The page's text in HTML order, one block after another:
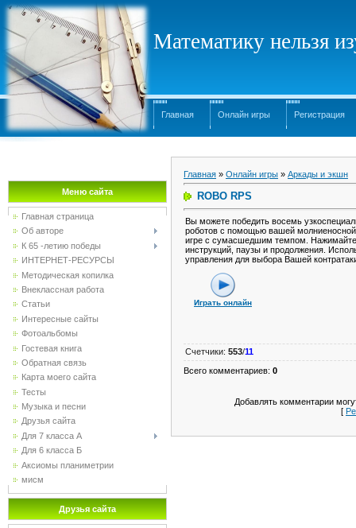
Математику нельзя
Главная Онлайн игры Регистрация
Меню сайта
Главная страница
Об авторе
К 65 -летию победы
ИНТЕРНЕТ-РЕСУРСЫ
Методическая копилка
Внеклассная работа
Статьи
Интересные сайты
Фотоальбомы
Гостевая книга
Обратная связь
Карта моего сайта
Тесты
Музыка и песни
Друзья сайта
Для 7 класса А
Для 6 класса Б
Аксиомы планиметрии
мисм
Друзья сайта
Главная » Онлайн игры » Аркады и экшн
ROBO RPS
Вы можете победить восемь
роботов с помощью вашей молниеносной
игре с сумасшедшим темпом.
инструкций, паузы и продолжения.
управления для выбора Вашей
Играть онлайн
Счетчики: 553/11
Всего комментариев: 0
Добавлять комментарии
[